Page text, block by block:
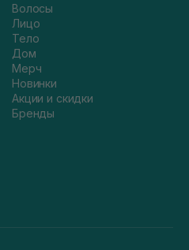
Волосы
Лицо
Тело
Дом
Мерч
Новинки
Акции и скидки
Бренды